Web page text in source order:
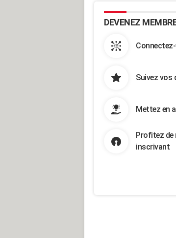
DEVENEZ
Suivez vos
Mettez en
Profitez de
inscrivant